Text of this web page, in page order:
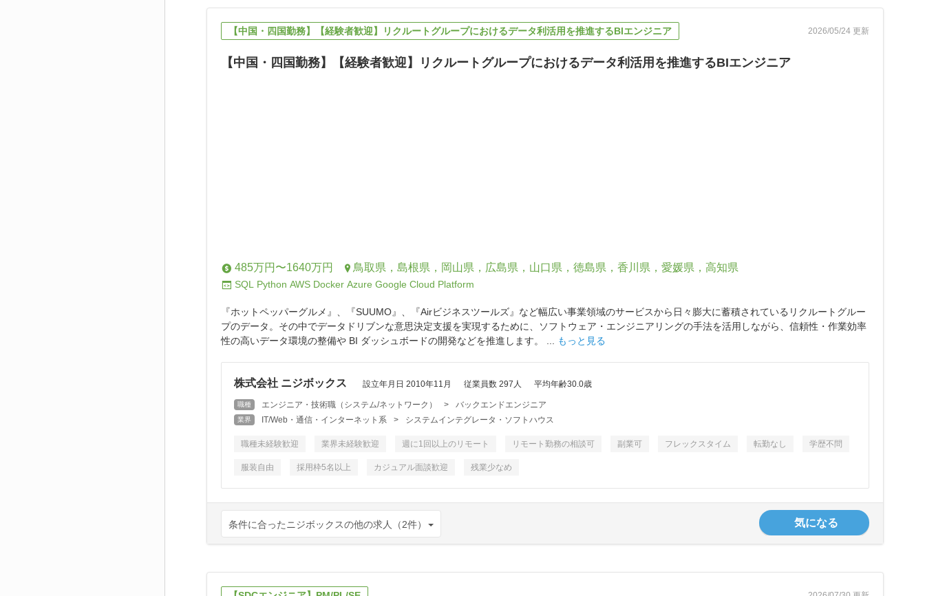
【中国・四国勤務】【経験者歓迎】リクルートグループにおけるデータ利活用を推進するBIエンジニア 2026/05/24 更新
【中国・四国勤務】【経験者歓迎】リクルートグループにおけるデータ利活用を推進するBIエンジニア
485万円〜1640万円 鳥取県，島根県，岡山県，広島県，山口県，徳島県，香川県，愛媛県，高知県
SQL Python AWS Docker Azure Google Cloud Platform
『ホットペッパーグルメ』、『SUUMO』、『Airビジネスツールズ』など幅広い事業領域のサービスから日々膨大に蓄積されているリクルートグルー
プのデータ。その中でデータドリブンな意思決定支援を実現するために、ソフトウェア・エンジニアリングの手法を活用しながら、信頼性・作業効率
性の高いデータ環境の整備や BI ダッシュボードの開発などを推進します。 ...
もっと見る
株式会社 ニジボックス 設立年月日 2010年11月 従業員数 297人 平均年齢30.0歳
職種 エンジニア・技術職（システム/ネットワーク） > バックエンドエンジニア
業界 IT/Web・通信・インターネット系 > システムインテグレータ・ソフトハウス
職種未経験歓迎 業界未経験歓迎 週に1回以上のリモート リモート勤務の相談可 副業可 フレックスタイム 転勤なし 学歴不問
服装自由 採用枠5名以上 カジュアル面談歓迎 残業少なめ
条件に合ったニジボックスの他の求人（2件） 気になる